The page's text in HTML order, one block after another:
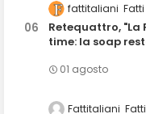
fattitaliani
Retequattro, "La
time: la soap
01 agosto
Fattitaliani